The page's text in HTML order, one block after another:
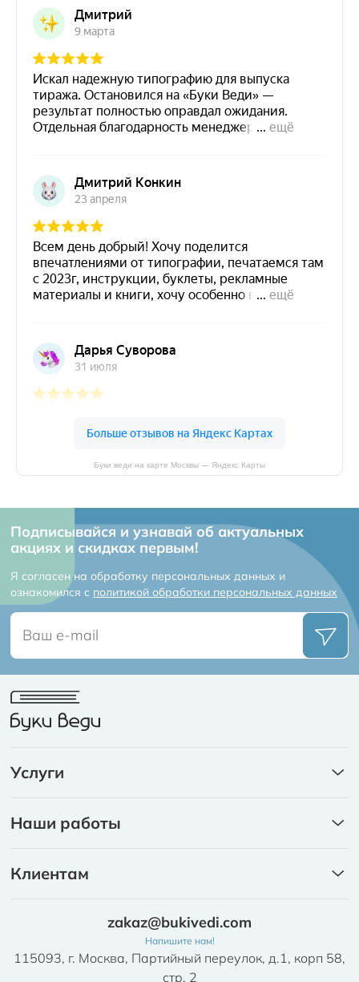
Буки веди на карте Москвы — Яндекс Карты
Подписывайся и узнавай об актуальных
акциях и скидках первым!
Я согласен на обработку персональных данных и
ознакомился с политикой обработки персональных данных
Услуги
Каталоги
Брошюры на скобе
Листовки/Буклеты
Наши работы
Клиентам
Требования к макетам и качеству продукции
Письмо о возврате ошибочной оплаты
Письмо о зачете переплаты по счету
zakaz@bukivedi.com
Напишите нам!
115093, г. Москва, Партийный переулок, д.1, корп 58,
стр. 2